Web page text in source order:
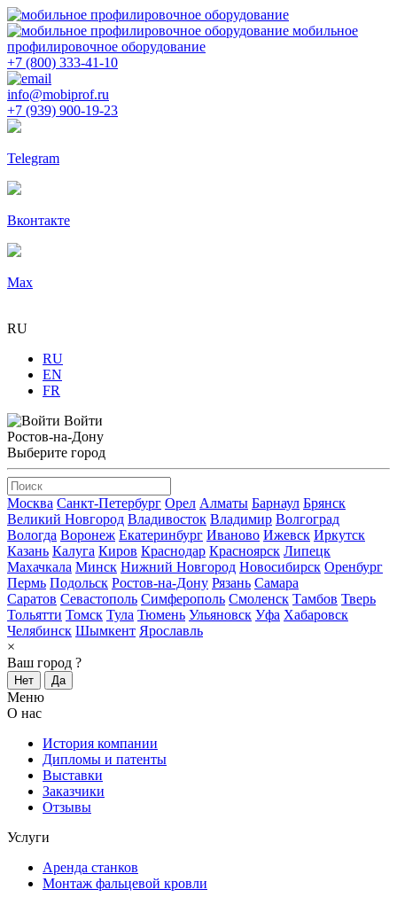
мобильное
профилировочное оборудование
+7 (800) 333-41-10
info@mobiprof.ru
+7 (939) 900-19-23
Telegram
Вконтакте
Max
RU
RU
EN
FR
Войти
Ростов-на-Дону
Выберите город
Москва Санкт-Петербург Орел Алматы Барнаул Брянск
Великий Новгород Владивосток Владимир Волгоград
Вологда Воронеж Екатеринбург Иваново Ижевск Иркутск
Казань Калуга Киров Краснодар Красноярск Липецк
Махачкала Минск Нижний Новгород Новосибирск Оренбург
Пермь Подольск Ростов-на-Дону Рязань Самара
Саратов Севастополь Симферополь Смоленск Тамбов Тверь
Тольятти Томск Тула Тюмень Ульяновск Уфа Хабаровск
Челябинск Шымкент Ярославль
×
Ваш город ?
Нет Да
Меню
О нас
История компании
Дипломы и патенты
Выставки
Заказчики
Отзывы
Услуги
Аренда станков
Монтаж фальцевой кровли